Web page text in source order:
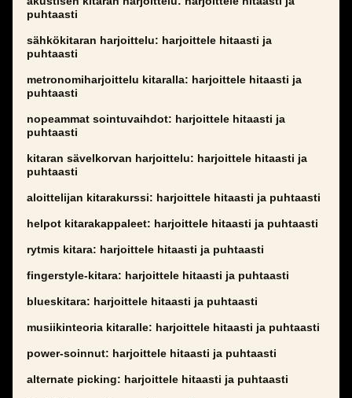
puhtaasti
sähkökitaran harjoittelu: harjoittele hitaasti ja
puhtaasti
metronomiharjoittelu kitaralla: harjoittele hitaasti ja
puhtaasti
nopeammat sointuvaihdot: harjoittele hitaasti ja
puhtaasti
kitaran sävelkorvan harjoittelu: harjoittele hitaasti ja
puhtaasti
aloittelijan kitarakurssi: harjoittele hitaasti ja puhtaasti
helpot kitarakappaleet: harjoittele hitaasti ja puhtaasti
rytmis kitara: harjoittele hitaasti ja puhtaasti
fingerstyle-kitara: harjoittele hitaasti ja puhtaasti
blueskitara: harjoittele hitaasti ja puhtaasti
musiikinteoria kitaralle: harjoittele hitaasti ja puhtaasti
power-soinnut: harjoittele hitaasti ja puhtaasti
alternate picking: harjoittele hitaasti ja puhtaasti